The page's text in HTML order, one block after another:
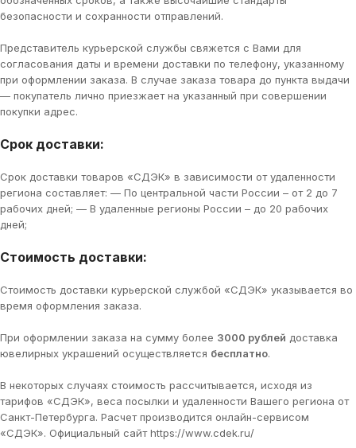
безопасности и сохранности отправлений.
Представитель курьерской службы свяжется с Вами для
согласования даты и времени доставки по телефону, указанному
при оформлении заказа. В случае заказа товара до пункта выдачи
— покупатель лично приезжает на указанный при совершении
покупки адрес.
Срок доставки:
Срок доставки товаров «СДЭК» в зависимости от удаленности
региона составляет: — По центральной части России – от 2 до 7
рабочих дней; — В удаленные регионы России – до 20 рабочих
дней;
Стоимость доставки:
Стоимость доставки курьерской службой «СДЭК» указывается во
время оформления заказа.
При оформлении заказа на сумму более 3000 рублей доставка
ювелирных украшений осуществляется бесплатно.
В некоторых случаях стоимость рассчитывается, исходя из
тарифов «СДЭК», веса посылки и удаленности Вашего региона от
Санкт-Петербурга. Расчет производится онлайн-сервисом
«СДЭК». Официальный сайт https://www.cdek.ru/